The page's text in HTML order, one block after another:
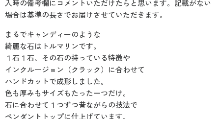
入時の備考欄にコメントいただけたらと思います。記載がない
場合は基準の長さでお届けさせていただきます。
まるでキャンディーのような
綺麗な石はトルマリンです。
１石１石、その石の持っている特徴や
インクルージョン（クラック）に合わせて
ハンドカットで成形しました。
色も厚みもサイズもたった一つだけ。
石に合わせて１つずつ昔ながらの技法で
ペンダントトップに仕上げています。